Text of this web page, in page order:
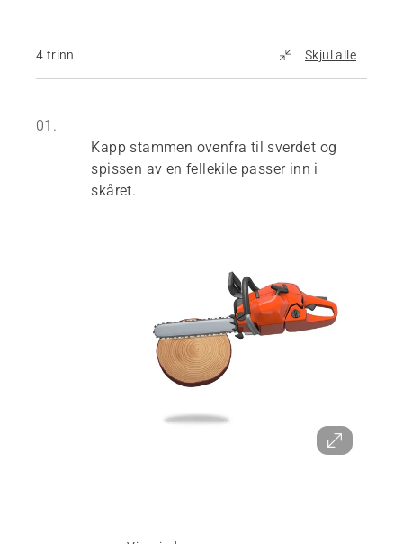
4 trinn Skjul alle
01.
Kapp stammen ovenfra til sverdet og
spissen av en fellekile passer inn i
skåret.